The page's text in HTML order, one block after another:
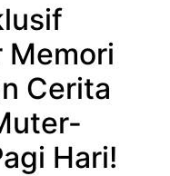
Memori
Cerita
Hari!